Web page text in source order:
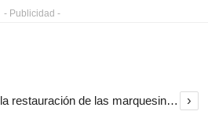
- Publicidad -
El Ayuntamiento inicia la restauración de las marquesinas de Plaza Esteve para volver a instalarlas en el centro de Jerez ›